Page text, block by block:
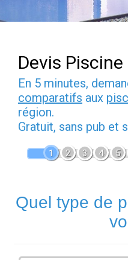
Devis Piscine
En 5 minutes,
comparatifs aux
région.
Gratuit, sans pub et
1 2 3 4 5
Quel type de